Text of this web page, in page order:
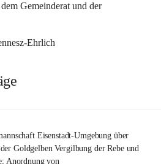
Gemeinderat und der
Ehrlich
Eisenstadt-Umgebung über
Goldgelben Vergilbung der Rebe und
Anordnung von